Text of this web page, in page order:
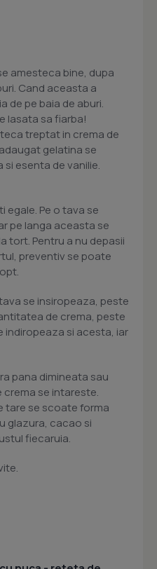
amesteca bine, dupa
Cand aceasta a
de pe baia de aburi.
lasata sa fiarba!
treptat in crema de
gelatina se
esenta de vanilie.
egale. Pe o tava se
pe langa aceasta se
tort. Pentru a nu depasii
preventiv se poate
se insiropeaza, peste
de crema, peste
indiropeaza si acesta, iar
pana dimineata sau
se intareste.
tare se scoate forma
glazura, cacao si
fiecaruia.